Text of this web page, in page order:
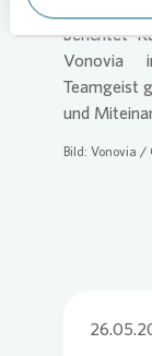
berichtet
Vonovia
Teamgeist
und
Bild: Vonovia /